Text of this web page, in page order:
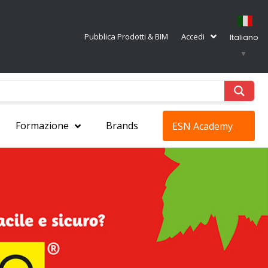
Pubblica Prodotti & BIM Accedi
Italiano
▼
Formazione Brands ESN Academy